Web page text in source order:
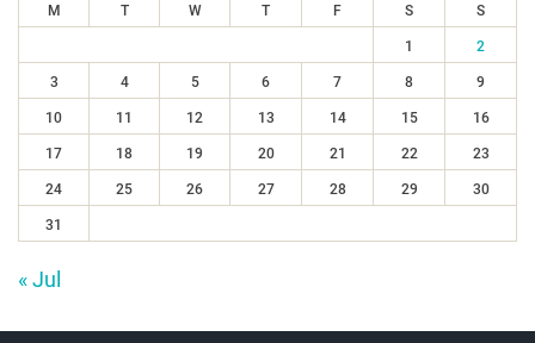
M T W T F S S
1 2
3 4 5 6 7 8 9
10 11 12 13 14 15 16
17 18 19 20 21 22 23
24 25 26 27 28 29 30
31
« Jul